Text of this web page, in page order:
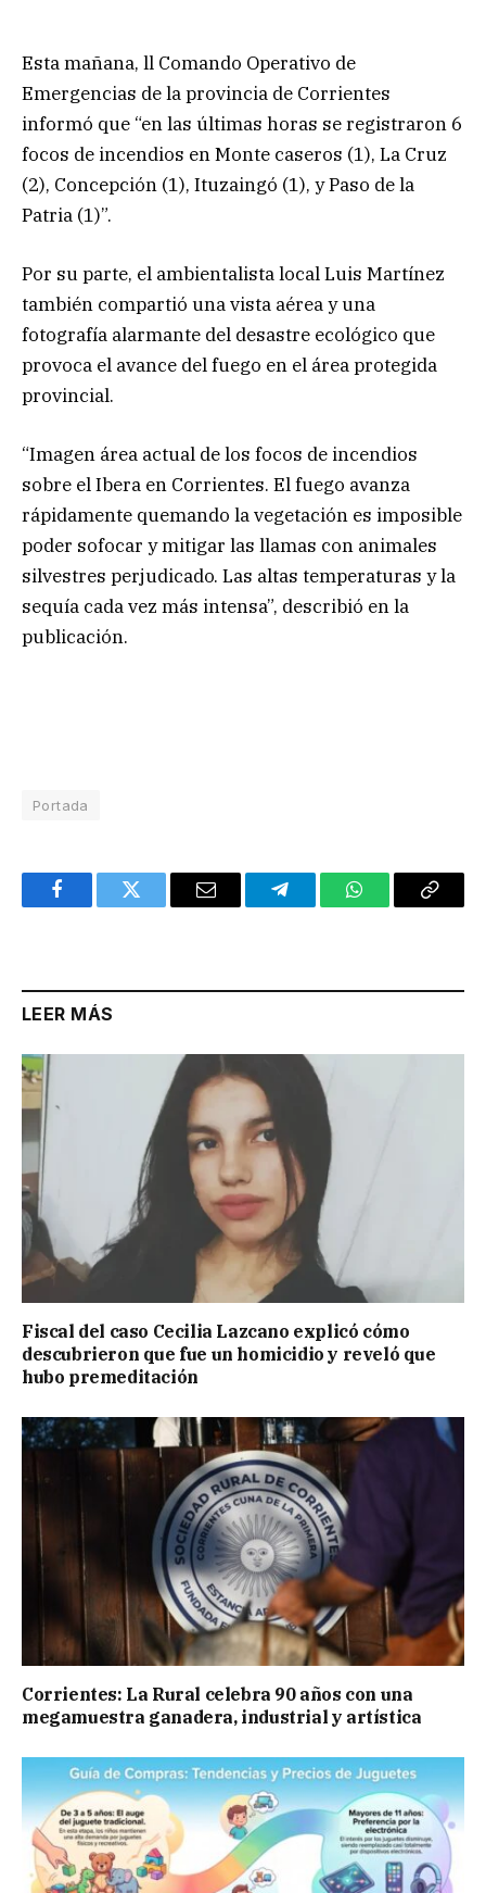
Esta mañana, ll Comando Operativo de
Emergencias de la provincia de Corrientes
informó que “en las últimas horas se registraron 6
focos de incendios en Monte caseros (1), La Cruz
(2), Concepción (1), Ituzaingó (1), y Paso de la
Patria (1)”.
Por su parte, el ambientalista local Luis Martínez
también compartió una vista aérea y una
fotografía alarmante del desastre ecológico que
provoca el avance del fuego en el área protegida
provincial.
“Imagen área actual de los focos de incendios
sobre el Ibera en Corrientes. El fuego avanza
rápidamente quemando la vegetación es imposible
poder sofocar y mitigar las llamas con animales
silvestres perjudicado. Las altas temperaturas y la
sequía cada vez más intensa”, describió en la
publicación.
Portada
FacebookTwitter Email TelegramWhatsAppCopy
LEER MÁS
Fiscal del caso Cecilia Lazcano explicó cómo
descubrieron que fue un homicidio y reveló que
hubo premeditación
Corrientes: La Rural celebra 90 años con una
megamuestra ganadera, industrial y artística